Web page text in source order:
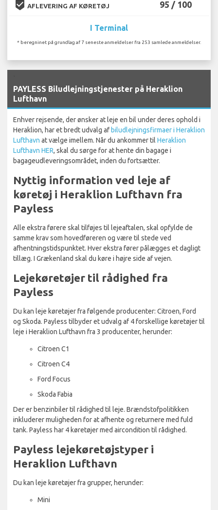
beenhere AFLEVERING AF KØRETØJ 95 / 100
I Terminal
* beregninet på grundlag af 7 seneste anmeldelser fra 253 samlede anmeldelser.
PAYLESS Biludlejningstjenester på Heraklion
Lufthavn
Enhver rejsende, der ønsker at leje en bil under deres ophold i
Heraklion, har et bredt udvalg af biludlejningsfirmaer i Heraklion
Lufthavn at vælge imellem. Når du ankommer til Heraklion
Lufthavn HER, skal du sørge for at hente din bagage i
bagageudleveringsområdet, inden du fortsætter.
Nyttig information ved leje af
køretøj i Heraklion Lufthavn fra
Payless
Alle ekstra førere skal tilføjes til lejeaftalen, skal opfylde de
samme krav som hovedføreren og være til stede ved
afhentningstidspunktet. Hver ekstra fører pålægges et dagligt
tillæg. I Grækenland skal du køre i højre side af vejen.
Lejekøretøjer til rådighed fra
Payless
Du kan leje køretøjer fra følgende producenter: Citroen, Ford
og Skoda. Payless tilbyder et udvalg af 4 forskellige køretøjer til
leje i Heraklion Lufthavn fra 3 producenter, herunder:
Citroen C1
Citroen C4
Ford Focus
Skoda Fabia
Der er benzinbiler til rådighed til leje. Brændstofpolitikken
inkluderer muligheden for at afhente og returnere med fuld
tank. Payless har 4 køretøjer med aircondition til rådighed.
Payless lejekøretøjstyper i
Heraklion Lufthavn
Du kan leje køretøjer fra grupper, herunder:
Mini